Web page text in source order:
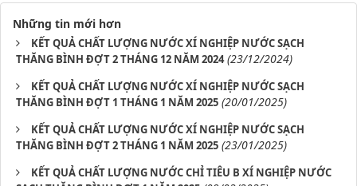
Những tin mới hơn
KẾT QUẢ CHẤT LƯỢNG NƯỚC XÍ NGHIỆP NƯỚC SẠCH
THĂNG BÌNH ĐỢT 2 THÁNG 12 NĂM 2024 (23/12/2024)
KẾT QUẢ CHẤT LƯỢNG NƯỚC XÍ NGHIỆP NƯỚC SẠCH
THĂNG BÌNH ĐỢT 1 THÁNG 1 NĂM 2025 (20/01/2025)
KẾT QUẢ CHẤT LƯỢNG NƯỚC XÍ NGHIỆP NƯỚC SẠCH
THĂNG BÌNH ĐỢT 2 THÁNG 1 NĂM 2025 (23/01/2025)
KẾT QUẢ CHẤT LƯỢNG NƯỚC CHỈ TIÊU B XÍ NGHIỆP NƯỚC